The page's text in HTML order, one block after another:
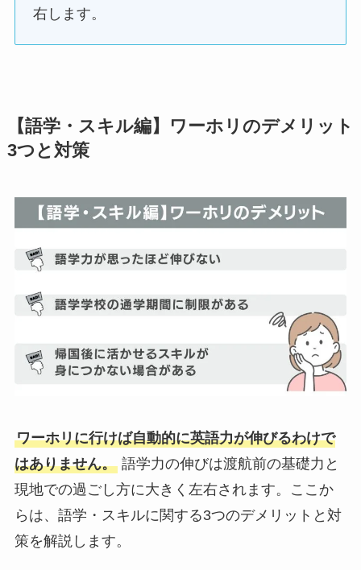
右します。
【語学・スキル編】ワーホリのデメリット
3つと対策
ワーホリに行けば自動的に英語力が伸びるわけで
はありません。語学力の伸びは渡航前の基礎力と
現地での過ごし方に大きく左右されます。ここか
らは、語学・スキルに関する3つのデメリットと対
策を解説します。